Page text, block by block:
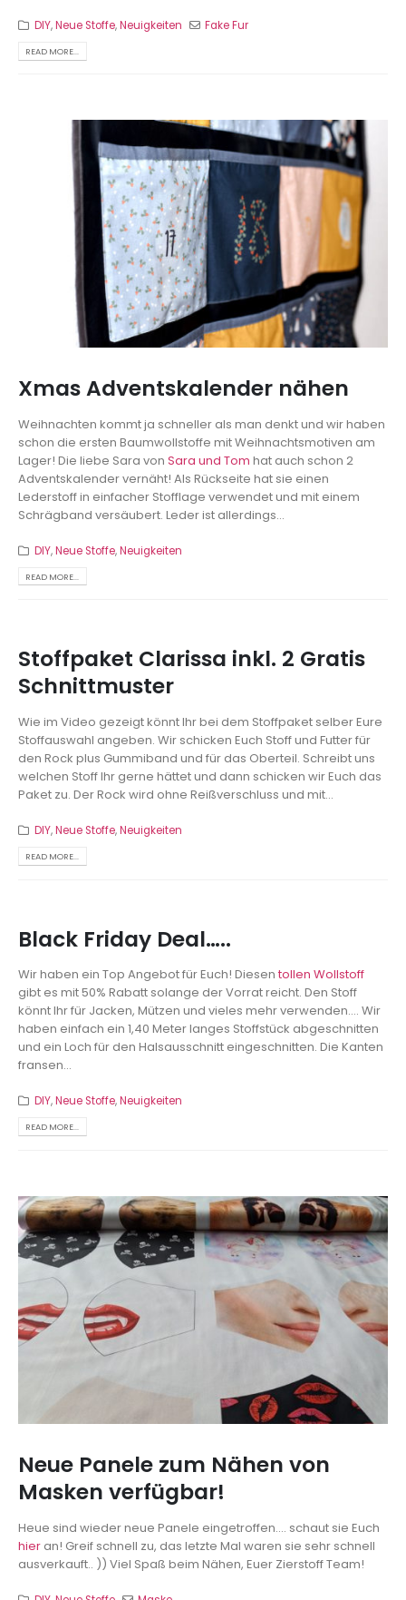
DIY,Neue Stoffe,Neuigkeiten Fake Fur
READ MORE...
Xmas Adventskalender nähen
Weihnachten kommt ja schneller als man denkt und wir haben
schon die ersten Baumwollstoffe mit Weihnachtsmotiven am
Lager! Die liebe Sara von Sara und Tom hat auch schon 2
Adventskalender vernäht! Als Rückseite hat sie einen
Lederstoff in einfacher Stofflage verwendet und mit einem
Schrägband versäubert. Leder ist allerdings...
DIY,Neue Stoffe,Neuigkeiten
READ MORE...
Stoffpaket Clarissa inkl. 2 Gratis
Schnittmuster
Wie im Video gezeigt könnt Ihr bei dem Stoffpaket selber Eure
Stoffauswahl angeben. Wir schicken Euch Stoff und Futter für
den Rock plus Gummiband und für das Oberteil. Schreibt uns
welchen Stoff Ihr gerne hättet und dann schicken wir Euch das
Paket zu. Der Rock wird ohne Reißverschluss und mit...
DIY,Neue Stoffe,Neuigkeiten
READ MORE...
Black Friday Deal…..
Wir haben ein Top Angebot für Euch! Diesen tollen Wollstoff
gibt es mit 50% Rabatt solange der Vorrat reicht. Den Stoff
könnt Ihr für Jacken, Mützen und vieles mehr verwenden.... Wir
haben einfach ein 1,40 Meter langes Stoffstück abgeschnitten
und ein Loch für den Halsausschnitt eingeschnitten. Die Kanten
fransen...
DIY,Neue Stoffe,Neuigkeiten
READ MORE...
Neue Panele zum Nähen von
Masken verfügbar!
Heue sind wieder neue Panele eingetroffen.... schaut sie Euch
hier an! Greif schnell zu, das letzte Mal waren sie sehr schnell
ausverkauft.. )) Viel Spaß beim Nähen, Euer Zierstoff Team!